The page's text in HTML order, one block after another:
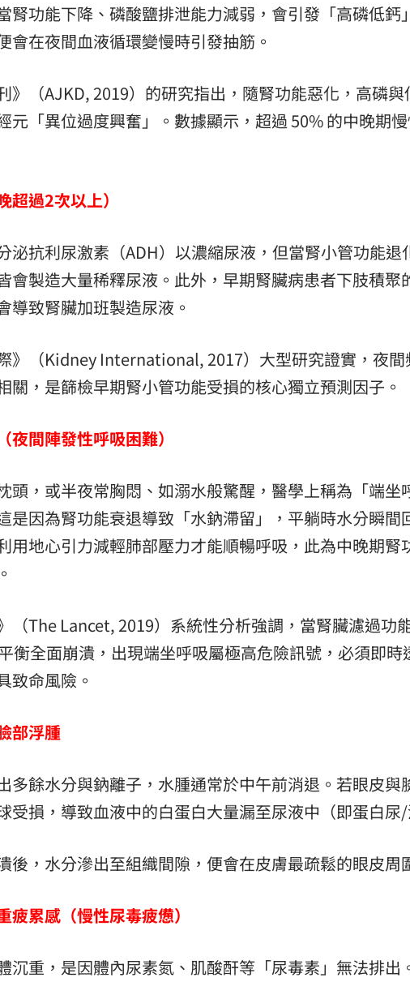
腎功能下降、磷酸鹽排泄能力減弱，會引發「高磷低鈣
會在夜間血液循環變慢時引發抽筋。
》（AJKD, 2019）的研究指出，隨腎功能惡化，高磷與
元「異位過度興奮」。數據顯示，超過 50% 的中晚期
過2次以上）
泌抗利尿激素（ADH）以濃縮尿液，但當腎小管功能退
會製造大量稀釋尿液。此外，早期腎臟病患者下肢積聚
導致腎臟加班製造尿液。
》（Kidney International, 2017）大型研究證實，夜間
關，是篩檢早期腎小管功能受損的核心獨立預測因子。
間陣發性呼吸困難）
頭，或半夜常胸悶、如溺水般驚醒，醫學上稱為「端坐
是因為腎功能衰退導致「水鈉滯留」，平躺時水分瞬間
用地心引力減輕肺部壓力才能順暢呼吸，此為中晚期腎
（The Lancet, 2019）系統性分析強調，當腎臟濾過功
衡全面崩潰，出現端坐呼吸屬極高危險訊號，必須即時
致命風險。
部浮腫
多餘水分與鈉離子，水腫通常於中午前消退。若眼皮與
受損，導致血液中的白蛋白大量漏至尿液中（即蛋白尿/
後，水分滲出至組織間隙，便會在皮膚最疏鬆的眼皮周
累感（慢性尿毒疲憊）
沉重，是因體內尿素氮、肌酸酐等「尿毒素」無法排出